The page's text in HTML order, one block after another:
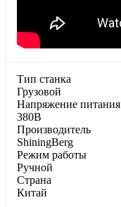
Тип станка
Грузовой
Напряжение питания
380В
Производитель
ShiningBerg
Режим работы
Ручной
Страна
Китай